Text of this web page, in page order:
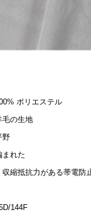
ポリエステル
毛の生地
野
まれた
収縮抵抗力がある帯電防
144F